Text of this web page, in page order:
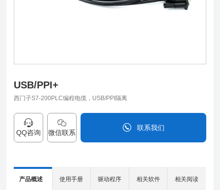
USB/PPI+
西门子S7-200PLC编程电缆，USB/PPI隔离
QQ咨询 微信联系
联系我们
产品概述 使用手册 驱动程序 相关软件 相关阅读